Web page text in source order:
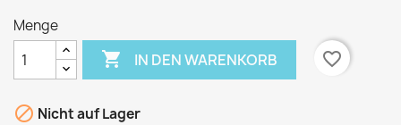
Menge
 IN DEN WARENKORB favorite_border
 Nicht auf Lager